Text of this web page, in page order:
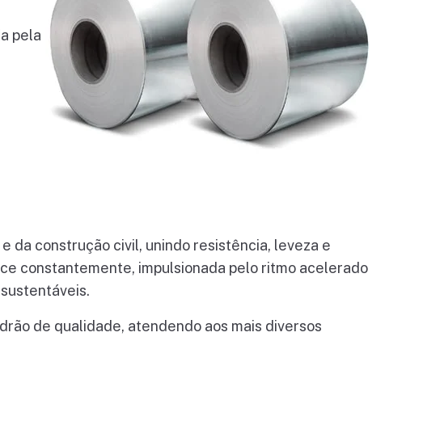
pela
da construção civil, unindo resistência, leveza e
constantemente, impulsionada pelo ritmo acelerado
de qualidade, atendendo aos mais diversos